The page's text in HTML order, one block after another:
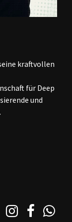
kraftvollen
für Deep
und